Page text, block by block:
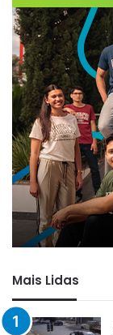
Mais Lidas